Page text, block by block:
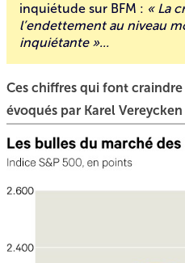
inquiétude sur BFM : « La
l’endettement au niveau
inquiétante »...
Ces chiffres qui font
évoqués par Karel Vereycken